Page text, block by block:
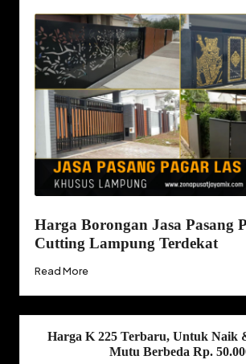
Harga Borongan Jasa Pasang
Cutting Lampung Terdekat
Read More
Harga K 225 Terbaru, Untuk Naik
Mutu Berbeda Rp.